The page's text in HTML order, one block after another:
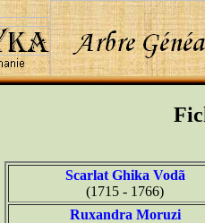
Scarlat Ghika Vodã
(1715 - 1766)
Ruxandra Moruzi